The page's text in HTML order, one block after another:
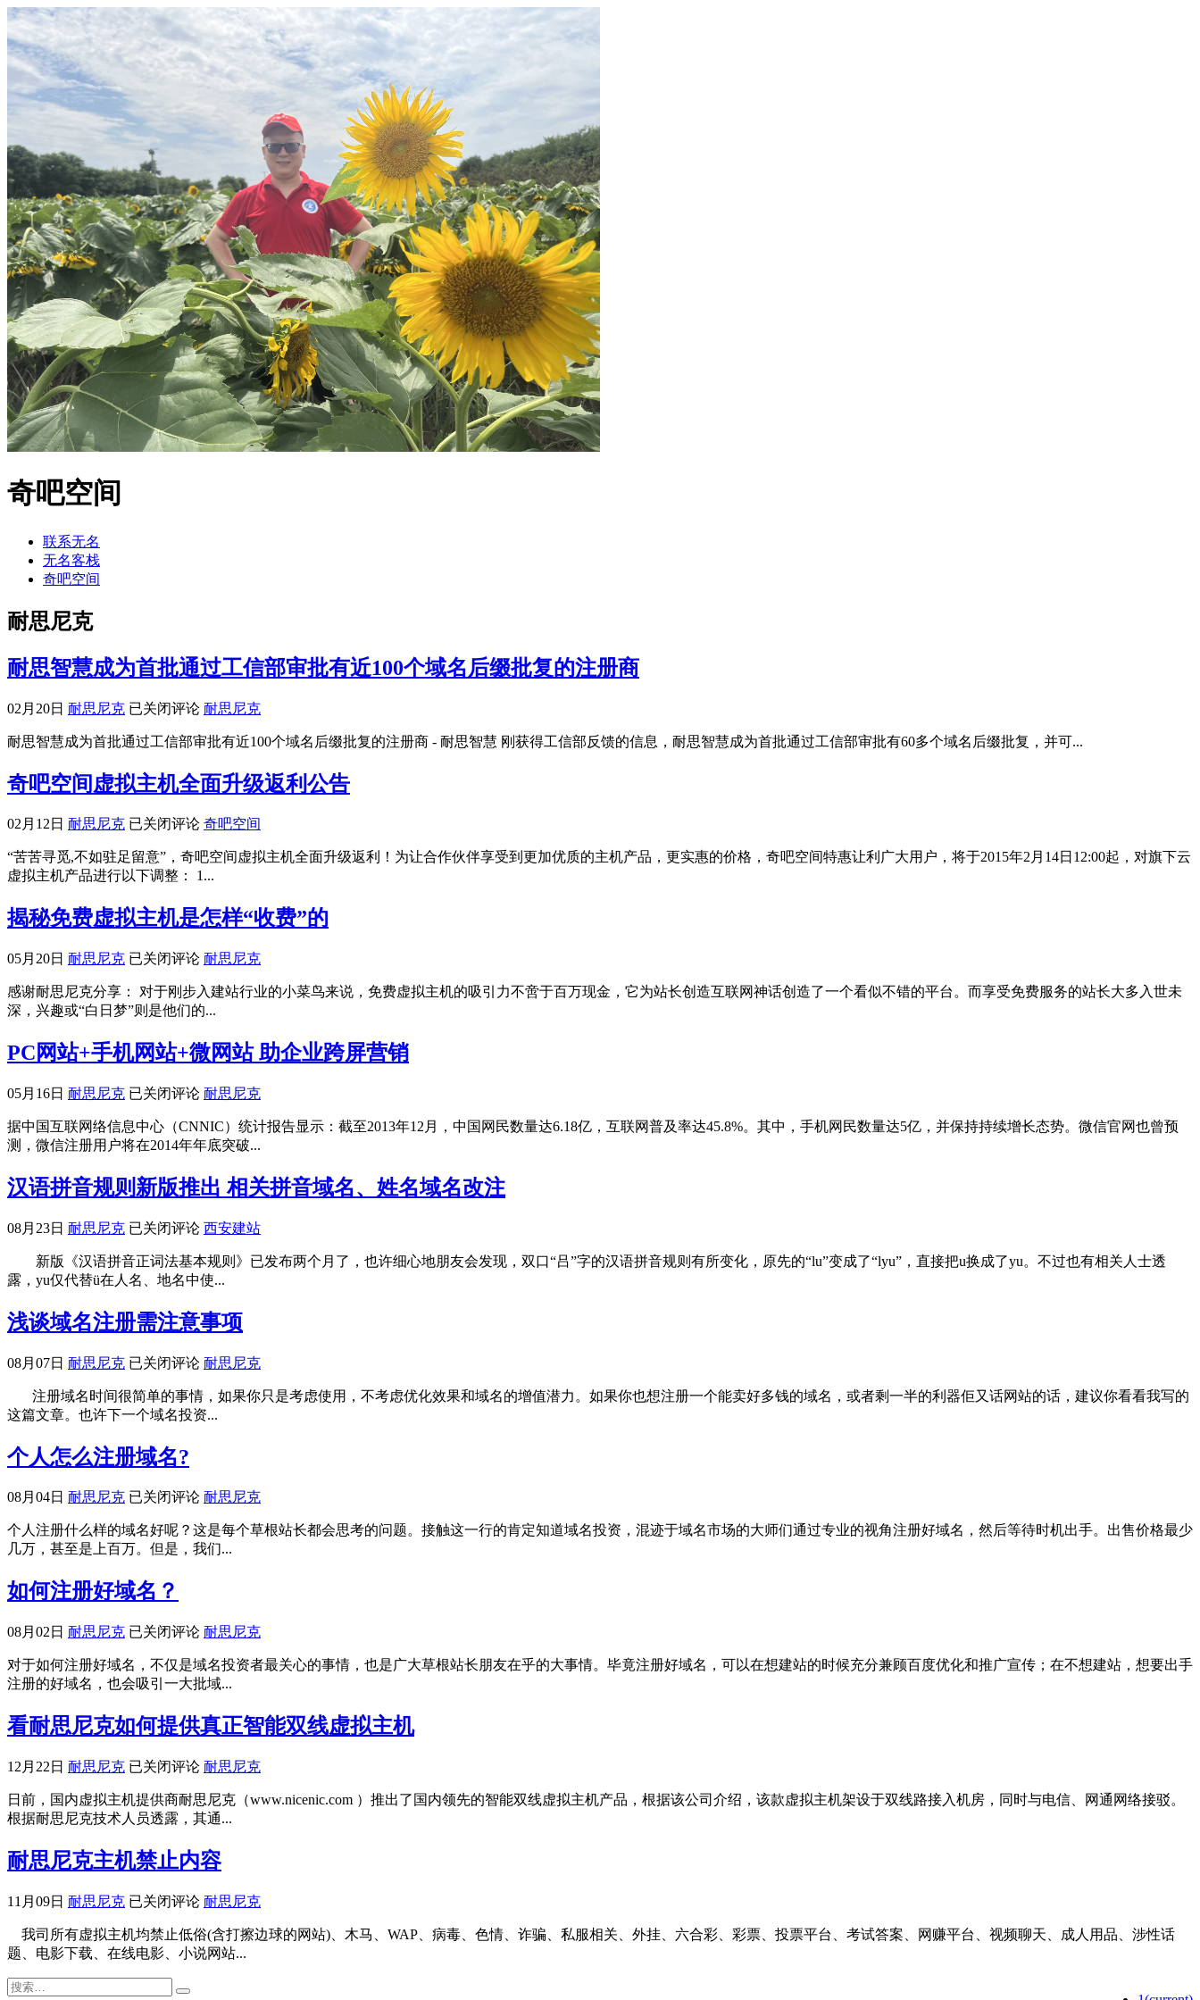
奇吧空间
联系无名
无名客栈
奇吧空间
耐思尼克
耐思智慧成为首批通过工信部审批有近100个域名后缀批复的注册商
02月20日 耐思尼克 耐
智
成
首
通
过
信
部
审
批
有
近
个
域
后
缀
批
复
的
注
商
已关闭评论 耐思尼克
耐思智慧成为首批通过工信部审批有近100个域名后缀批复的注册商 - 耐思智慧 刚获得工信部反馈的信息，耐思智慧成为首批通过工信部审批有60多个域名后缀批复，并可...
奇吧空间虚拟主机全面升级返利公告
02月12日 耐思尼克 奇
空
间
拟
机
面
升
返
利
公
告
已关闭评论 奇吧空间
“苦苦寻觅,不如驻足留意”，奇吧空间虚拟主机全面升级返利！为让合作伙伴享受到更加优质的主机产品，更实惠的价格，奇吧空间特惠让利广大用户，将于2015年2月14日12:00起，对旗下云
虚拟主机产品进行以下调整： 1...
揭秘免费虚拟主机是怎样“收费”的
05月20日 耐思尼克 揭
免
费
拟
机
怎
样
费”
的
已关闭评论 耐思尼克
感谢耐思尼克分享： 对于刚步入建站行业的小菜鸟来说，免费虚拟主机的吸引力不啻于百万现金，它为站长创造互联网神话创造了一个看似不错的平台。而享受免费服务的站长大多入世未
深，兴趣或“白日梦”则是他们的...
PC网站+手机网站+微网站 助企业跨屏营销
05月16日 耐思尼克 PC
站
+手
网
站
+微
网
站
助
业
跨
营
销
已关闭评论 耐思尼克
据中国互联网络信息中心（CNNIC）统计报告显示：截至2013年12月，中国网民数量达6.18亿，互联网普及率达45.8%。其中，手机网民数量达5亿，并保持持续增长态势。微信官网也曾预
测，微信注册用户将在2014年年底突破...
汉语拼音规则新版推出 相关拼音域名、姓名域名改注
08月23日 耐思尼克 汉
拼
音
则
版
出
相
拼
音
域
名、
姓
名
名
改
已关闭评论 西安建站
新版《汉语拼音正词法基本规则》已发布两个月了，也许细心地朋友会发现，双口“吕”字的汉语拼音规则有所变化，原先的“lu”变成了“lyu”，直接把u换成了yu。不过也有相关人士透
露，yu仅代替ü在人名、地名中使...
浅谈域名注册需注意事项
08月07日 耐思尼克 浅
域
名
册
注
事
项
已关闭评论 耐思尼克
注册域名时间很简单的事情，如果你只是考虑使用，不考虑优化效果和域名的增值潜力。如果你也想注册一个能卖好多钱的域名，或者剩一半的利器佢又话网站的话，建议你看看我写的
这篇文章。也许下一个域名投资...
个人怎么注册域名?
08月04日 耐思尼克 个
怎
么
册
名?
已关闭评论 耐思尼克
个人注册什么样的域名好呢？这是每个草根站长都会思考的问题。接触这一行的肯定知道域名投资，混迹于域名市场的大师们通过专业的视角注册好域名，然后等待时机出手。出售价格最少
几万，甚至是上百万。但是，我们...
如何注册好域名？
08月02日 耐思尼克 如
注
册
域
已关闭评论 耐思尼克
对于如何注册好域名，不仅是域名投资者最关心的事情，也是广大草根站长朋友在乎的大事情。毕竟注册好域名，可以在想建站的时候充分兼顾百度优化和推广宣传；在不想建站，想要出手
注册的好域名，也会吸引一大批域...
看耐思尼克如何提供真正智能双线虚拟主机
12月22日 耐思尼克 看
思
尼
如
提
真
正
已关闭评论 耐思尼克
日前，国内虚拟主机提供商耐思尼克（www.nicenic.com ）推出了国内领先的智能双线虚拟主机产品，根据该公司介绍，该款虚拟主机架设于双线路接入机房，同时与电信、网通网络接驳。
根据耐思尼克技术人员透露，其通...
耐思尼克主机禁止内容
11月09日 耐思尼克 耐
尼
克
主
机
已关闭评论 耐思尼克
我司所有虚拟主机均禁止低俗(含打擦边球的网站)、木马、WAP、病毒、色情、诈骗、私服相关、外挂、六合彩、彩票、投票平台、考试答案、网赚平台、视频聊天、成人用品、涉性话
题、电影下载、在线电影、小说网站...